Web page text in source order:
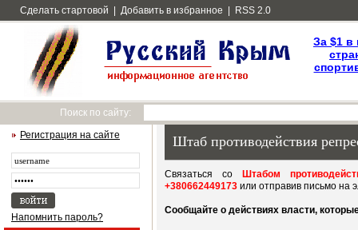
Сделать стартовой Добавить в избранное RSS 2.0
За $1 в
Поиск по сайту:
Регистрация на сайте
Напомнить пароль?
Штаб противодействия
Связаться со
Штабом
+380662449173 или отправив письмо на
Сообщайте о действиях власти,